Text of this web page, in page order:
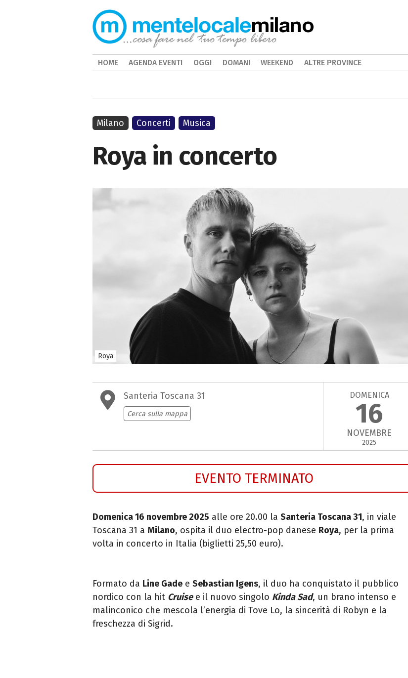
Roya in concerto
Roya
Santeria Toscana 31
Cerca sulla mappa
DOMENICA
16
NOVEMBRE
2025
EVENTO TERMINATO
Domenica 16 novembre 2025 alle ore 20.00 la Santeria Toscana 31, in viale
Toscana 31 a Milano, ospita il duo electro-pop danese Roya, per la prima
volta in concerto in Italia (biglietti 25,50 euro).
Formato da Line Gade e Sebastian Igens, il duo ha conquistato il pubblico
nordico con la hit Cruisee il nuovo singolo Kinda Sad, un brano intenso e
malinconico che mescola l’energia di Tove Lo, la sincerità di Robyn e la
freschezza di Sigrid.
Milano Concerti Musica
milano
HOME AGENDA EVENTI OGGI DOMANI WEEKEND ALTRE PROVINCE